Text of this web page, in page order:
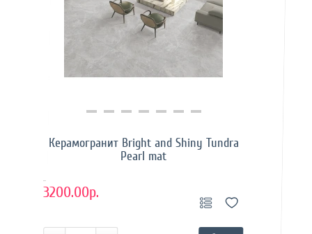
Купить в 1 клик
Керамогранит Bright and Shiny Tundra
Pearl mat
..
3200.00р.